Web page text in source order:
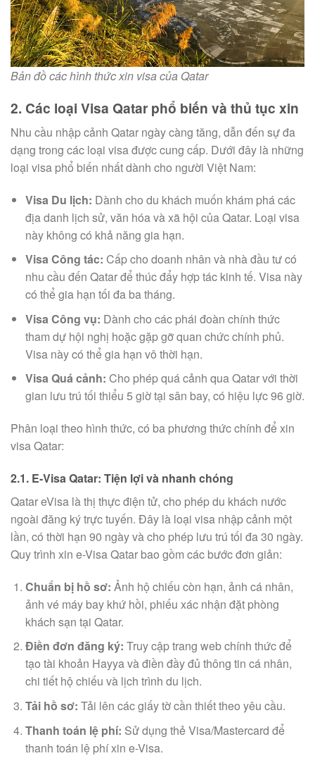
Bản đồ các hình thức xin visa của Qatar
2. Các loại Visa Qatar phổ biến và thủ tục xin
Nhu cầu nhập cảnh Qatar ngày càng tăng, dẫn đến sự đa
dạng trong các loại visa được cung cấp. Dưới đây là những
loại visa phổ biến nhất dành cho người Việt Nam:
Visa Du lịch: Dành cho du khách muốn khám phá các
địa danh lịch sử, văn hóa và xã hội của Qatar. Loại visa
này không có khả năng gia hạn.
Visa Công tác: Cấp cho doanh nhân và nhà đầu tư có
nhu cầu đến Qatar để thúc đẩy hợp tác kinh tế. Visa này
có thể gia hạn tối đa ba tháng.
Visa Công vụ: Dành cho các phái đoàn chính thức
tham dự hội nghị hoặc gặp gỡ quan chức chính phủ.
Visa này có thể gia hạn vô thời hạn.
Visa Quá cảnh: Cho phép quá cảnh qua Qatar với thời
gian lưu trú tối thiểu 5 giờ tại sân bay, có hiệu lực 96 giờ.
Phân loại theo hình thức, có ba phương thức chính để xin
visa Qatar:
2.1. E-Visa Qatar: Tiện lợi và nhanh chóng
Qatar eVisa là thị thực điện tử, cho phép du khách nước
ngoài đăng ký trực tuyến. Đây là loại visa nhập cảnh một
lần, có thời hạn 90 ngày và cho phép lưu trú tối đa 30 ngày.
Quy trình xin e-Visa Qatar bao gồm các bước đơn giản:
Chuẩn bị hồ sơ: Ảnh hộ chiếu còn hạn, ảnh cá nhân,
ảnh vé máy bay khứ hồi, phiếu xác nhận đặt phòng
khách sạn tại Qatar.
Điền đơn đăng ký: Truy cập trang web chính thức để
tạo tài khoản Hayya và điền đầy đủ thông tin cá nhân,
chi tiết hộ chiếu và lịch trình du lịch.
Tải hồ sơ: Tải lên các giấy tờ cần thiết theo yêu cầu.
Thanh toán lệ phí: Sử dụng thẻ Visa/Mastercard để
thanh toán lệ phí xin e-Visa.